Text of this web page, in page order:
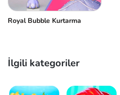
Royal Bubble Kurtarma
İlgili kategoriler